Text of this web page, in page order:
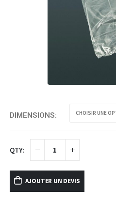
DIMENSIONS
AJOUTER UN DEVIS